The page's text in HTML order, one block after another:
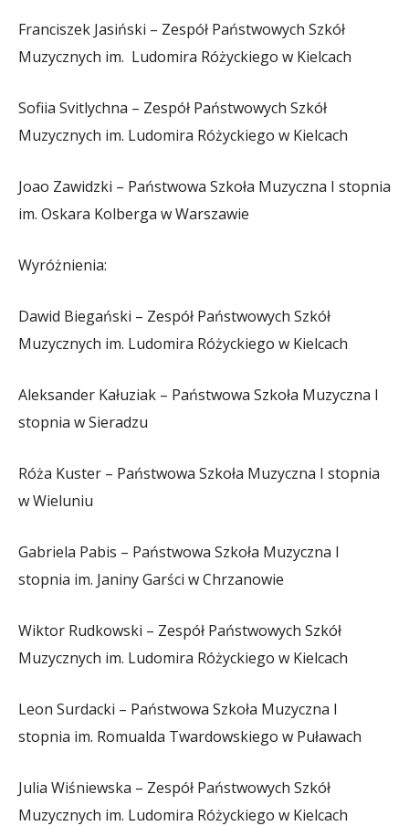
Franciszek Jasiński – Zespół Państwowych Szkół
Muzycznych im. Ludomira Różyckiego w Kielcach
Sofiia Svitlychna – Zespół Państwowych Szkół
Muzycznych im. Ludomira Różyckiego w Kielcach
Joao Zawidzki – Państwowa Szkoła Muzyczna I stopnia
im. Oskara Kolberga w Warszawie
Wyróżnienia:
Dawid Biegański – Zespół Państwowych Szkół
Muzycznych im. Ludomira Różyckiego w Kielcach
Aleksander Kałuziak – Państwowa Szkoła Muzyczna I
stopnia w Sieradzu
Róża Kuster – Państwowa Szkoła Muzyczna I stopnia
w Wieluniu
Gabriela Pabis – Państwowa Szkoła Muzyczna I
stopnia im. Janiny Garści w Chrzanowie
Wiktor Rudkowski – Zespół Państwowych Szkół
Muzycznych im. Ludomira Różyckiego w Kielcach
Leon Surdacki – Państwowa Szkoła Muzyczna I
stopnia im. Romualda Twardowskiego w Puławach
Julia Wiśniewska – Zespół Państwowych Szkół
Muzycznych im. Ludomira Różyckiego w Kielcach